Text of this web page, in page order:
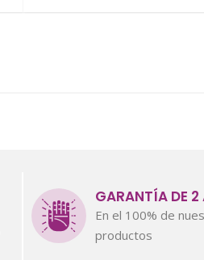
GARANTÍA DE 2
En el 100% de
productos